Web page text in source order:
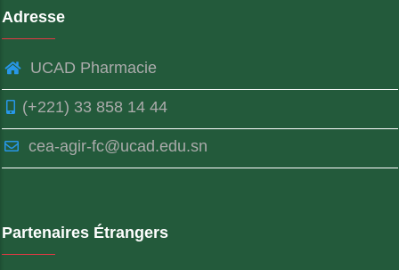
Adresse
UCAD Pharmacie
(+221) 33 858 14 44
cea-agir-fc@ucad.edu.sn
Partenaires Étrangers